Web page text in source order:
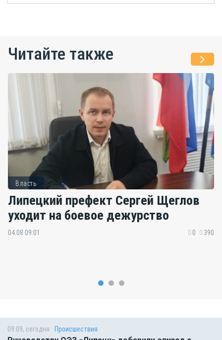
Читайте также
Власть
Липецкий префект Сергей Щеглов
уходит на боевое дежурство
04.08 09:01 0 390
09:09, сегодня Происшествия